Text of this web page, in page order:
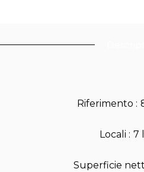
Riferimento
Locali 7
Superficie